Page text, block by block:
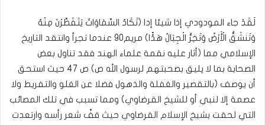
لَقَدْ جاء المودودي إذا شيئا إدا (تَكَادُ السَّمَاوَاتُ يَتَفَطَّرْنَ مِنْهُ
وَتَنشَقُّ الْأَرْضُ وَتَخِرُّ الْجِبَالُ هَدًّا) مريم90 عندما تجرأ وانتقد التاريخ
الإسلامي مما (أثار عليه نقمة علماء الهند فقد تناول بعض
الصحابة بما لا يليق بصحبتهم لرسول الله ص) ص 47 حيث استحق
أن يوصف (بالتقصير والغفلة والذهول فضلا عن الغلو والتفريط ولا
عصمة إلا لنبي أو للشيخ القرضاوي) ومما تسبب في تلك المصائب
التي لحقت بشيخ الإسلام القرضاوي حيث قفَّ شعر رأسه وارتعدت